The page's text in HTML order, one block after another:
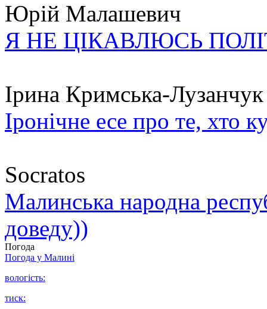
Юрій Малашевич
Я НЕ ЦІКАВЛЮСЬ
Ірина Кримська-Лузанчук
Іронічне есе про те, хто
Socratos
Малинська народна
доведу))
Погода
Погода у Малині
вологість:
тиск: